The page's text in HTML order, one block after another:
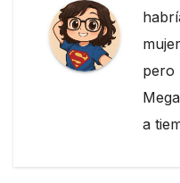
pero
a